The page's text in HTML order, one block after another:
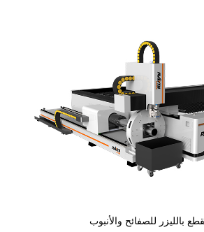
بالليزر للصفائح والأنبوب